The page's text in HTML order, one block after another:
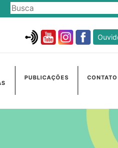
PUBLICAÇÕES CONTATO